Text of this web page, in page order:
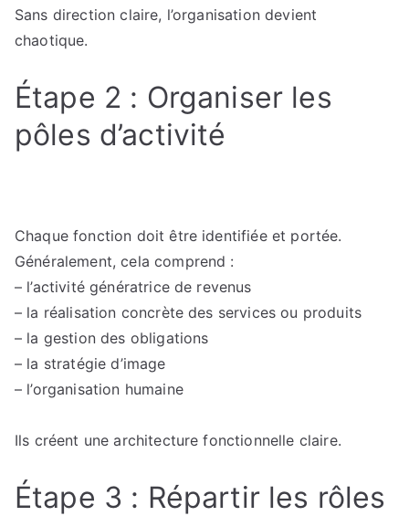
Sans direction claire, l’organisation devient
chaotique.
Étape 2 : Organiser les
pôles d’activité
Chaque fonction doit être identifiée et portée.
Généralement, cela comprend :
– l’activité génératrice de revenus
– la réalisation concrète des services ou produits
– la gestion des obligations
– la stratégie d’image
– l’organisation humaine
Ils créent une architecture fonctionnelle claire.
Étape 3 : Répartir les rôles